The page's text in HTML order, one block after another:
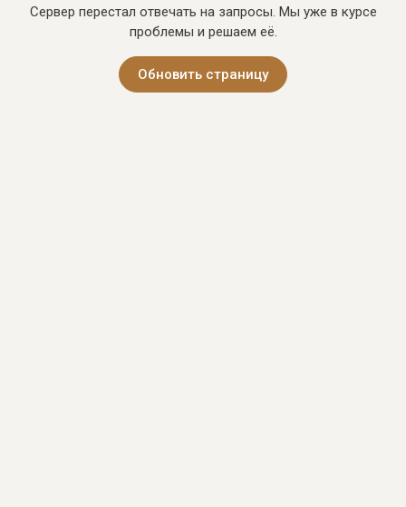
Сервер перестал отвечать на запросы. Мы уже в курсе
проблемы и решаем её.
Обновить страницу